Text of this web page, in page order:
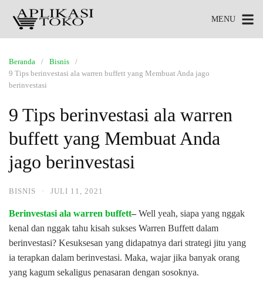
MENU
Beranda
Bisnis
9 Tips berinvestasi ala warren buffett yang Membuat Anda jago
berinvestasi
9 Tips berinvestasi ala warren
buffett yang Membuat Anda
jago berinvestasi
BISNIS · JULI 11, 2021
Berinvestasi ala warren buffett– Well yeah, siapa yang nggak
kenal dan nggak tahu kisah sukses Warren Buffett dalam
berinvestasi? Kesuksesan yang didapatnya dari strategi jitu yang
ia terapkan dalam berinvestasi. Maka, wajar jika banyak orang
yang kagum sekaligus penasaran dengan sosoknya.